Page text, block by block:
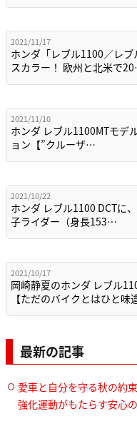
2021/11/17
ホンダ「レブル1100／レ
スカラー！ 欧州と北米で
2021/11/10
ホンダ レブル1100MTモデ
ョン【”クルーザ…
2021/10/22
ホンダ レブル1100 DCTに
子ライダー（身長153…
2021/10/17
岡崎静夏のホンダ レブル
【ただのバイクとはひと
最新の記事
愛車と自分を守る秋の約
強化運動がもたらす安心